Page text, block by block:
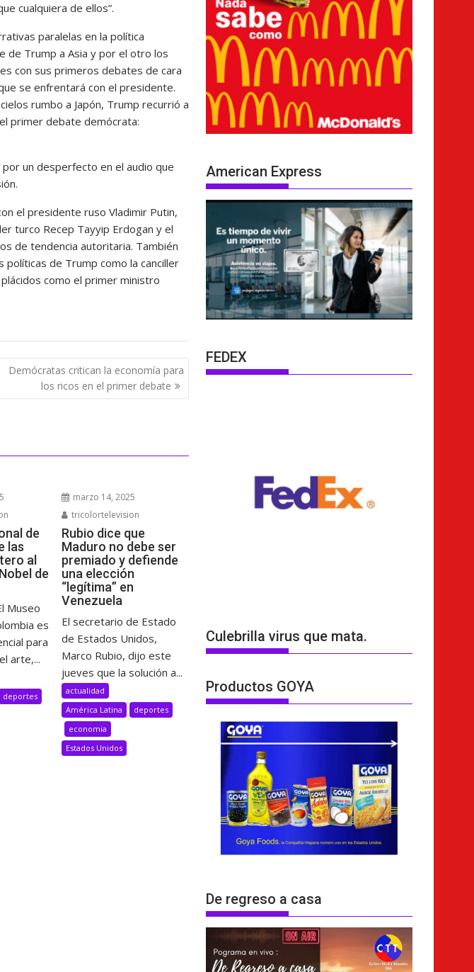
cualquiera de ellos”.
paralelas en la política
de Trump a Asia y por el otro los
con sus primeros debates de cara
se enfrentará con el presidente.
rumbo a Japón, Trump recurrió a
primer debate demócrata:
un desperfecto en el audio que
el presidente ruso Vladimir Putin,
turco Recep Tayyip Erdogan y el
de tendencia autoritaria. También
de Trump como la canciller
como el primer ministro
Demócratas critican la economía para
los ricos en el primer debate
de
las
al
de
Museo
es
para
arte,...
deportes
marzo 14, 2025
tricolortelevision
Rubio dice que
Maduro no debe ser
premiado y defiende
una elección
“legítima” en
Venezuela
El secretario de Estado
de Estados Unidos,
Marco Rubio, dijo este
jueves que la solución a...
actualidad
América Latina
deportes
economia
Estados Unidos
American Express
FEDEX
Culebrilla virus que mata.
Productos GOYA
De regreso a casa